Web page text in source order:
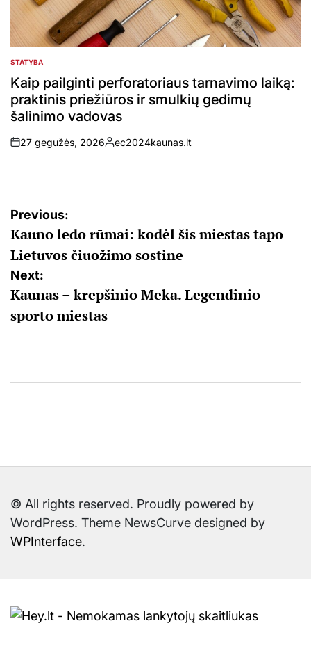
POSTED
IN
STATYBA
Kaip pailginti perforatoriaus tarnavimo laiką:
praktinis priežiūros ir smulkių gedimų
šalinimo vadovas
on
27 gegužės, 2026
Posted
ec2024kaunas.lt
Navigacija
tarp
įrašų
Previous:
Kauno ledo rūmai: kodėl šis miestas tapo
Lietuvos čiuožimo sostine
Next:
Kaunas – krepšinio Meka. Legendinio
sporto miestas
© All rights reserved. Proudly powered by
WordPress. Theme NewsCurve designed by
WPInterface.